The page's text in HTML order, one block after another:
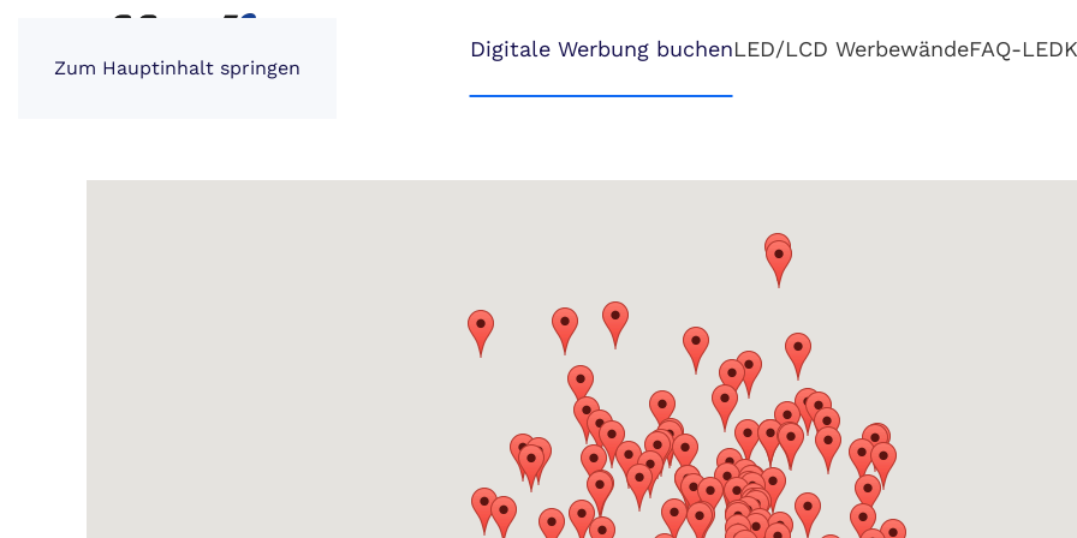
Zum Hauptinhalt springen
Digitale Werbung buchenLED/LCD WerbewändeFAQ-LED